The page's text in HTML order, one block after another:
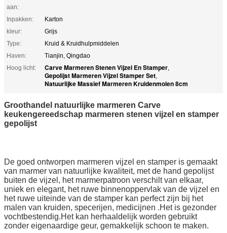
aan:
Inpakken:
Karton
kleur:
Grijs
Type:
Kruid & Kruidhulpmiddelen
Haven:
Tianjin, Qingdao
Hoog licht:
Carve Marmeren Stenen Vijzel En Stamper,
Gepolijst Marmeren Vijzel Stamper Set,
Natuurlijke Massief Marmeren Kruidenmolen 8cm
Groothandel natuurlijke marmeren Carve
keukengereedschap marmeren stenen vijzel en stamper
gepolijst
De goed ontworpen marmeren vijzel en stamper is gemaakt
van marmer van natuurlijke kwaliteit, met de hand gepolijst
buiten de vijzel, het marmerpatroon verschilt van elkaar,
uniek en elegant, het ruwe binnenoppervlak van de vijzel en
het ruwe uiteinde van de stamper kan perfect zijn bij het
malen van kruiden, specerijen, medicijnen .Het is gezonder
vochtbestendig.Het kan herhaaldelijk worden gebruikt
zonder eigenaardige geur, gemakkelijk schoon te maken.